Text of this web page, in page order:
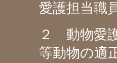
愛護担当職
２ 動物愛
等動物の適